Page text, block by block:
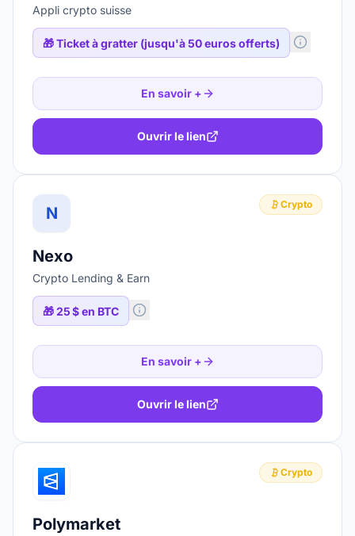
Appli crypto suisse
🎁Ticket à gratter (jusqu'à 50 euros offerts)
En savoir +
Ouvrir le lien
N Crypto
Nexo
Crypto Lending & Earn
🎁25 $ en BTC
En savoir +
Ouvrir le lien
Crypto
Polymarket